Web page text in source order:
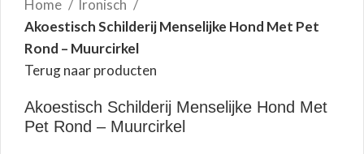
Home
Ironisch
Akoestisch Schilderij Menselijke Hond Met Pet
Rond – Muurcirkel
Terug naar producten
Akoestisch Schilderij Menselijke Hond Met
Pet Rond – Muurcirkel